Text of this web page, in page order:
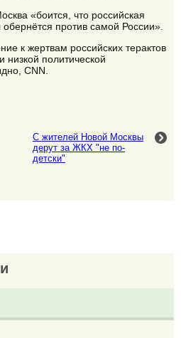
«боится, что российская
против самой России».
к жертвам российских терактов
политической
CNN.
С жителей Новой Москвы
дерут за ЖКХ "не по-
детски"